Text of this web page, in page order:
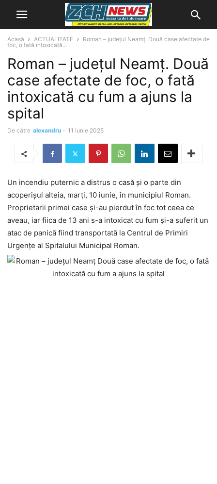
Acasă ACTUALITATE
Roman – județul Neamț. Două case afectate de
foc, o fată intoxicată...
Roman – județul Neamț. Două
case afectate de foc, o fată
intoxicată cu fum a ajuns la
spital
De către alexandru - 11 iunie 2025
Un incendiu puternic a distrus o casă și o parte din
acoperișul alteia, marți, 10 iunie, în municipiul Roman.
Proprietarii primei case și-au pierdut în foc tot ceea ce
aveau, iar fiica de 13 ani s-a intoxicat cu fum și-a suferit un
atac de panică fiind transportată la Centrul de Primiri
Urgențe al Spitalului Municipal Roman.